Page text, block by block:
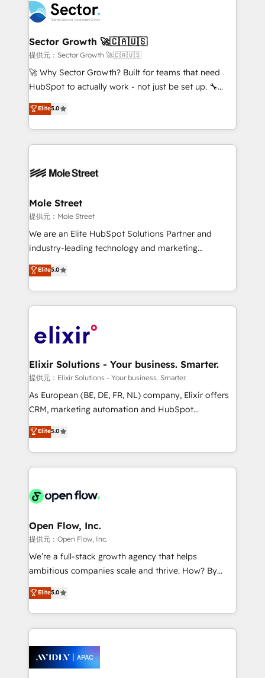
empresas em 13 países utilizam a Nexforce. Somos
a maior parceira da HubSpot na América Latina e
líder no ranking global de sucesso do cliente da
HubSpot.
businesses. Our teams are based in North America
and APAC. We are HubSpot's top-ranked Advanced
Implementation Certified Partner and we contribute
to their advisory council. We strive to do 'good work
with good people' and have worked with incredible
brands. You can see some of them on our website,
Sector Growth 🚀🇨🇦🇺🇸
提供元：Sector Growth 🚀🇨🇦🇺🇸
🚀 Why Sector Growth? Built for teams that need
HubSpot to actually work - not just be set up. 🔧
HubSpot Experts: Onboarding, migrations,
automation, and training built for adoption. ⚡ Highly
Technical Execution: ERP, EMR and Custom
Integrations; complex builds delivered in weeks, not
workflows; automation agents; process optimization
Healthcare: HIPAA implementations; secure data
workflows 💼 Financial Services: compliant
workflows; audit-ready reporting ⚖️ Legal: client
intake; pipeline and document workflows 🛒 E-
revenue automation 🏢 Real Estate: deal pipelines;
portfolio and lifecycle management 🏭
HIPAA-aware; CASL-compliant; GDPR-ready
implementations where required 💡 Why 500+
built to scale.
Elite5.0
Mole Street
提供元：Mole Street
We are an Elite HubSpot Solutions Partner and
industry-leading technology and marketing
consultancy. Our focus is on enterprise and mid-
market B2B companies globally that want a strategic
approach to execute their goals through creative
applications of our solutions; Technical HubSpot
Design, Migrations + Integrations. Mole Street’s
greatness, which is achieved through creating
absolute clarity, derived from a well-defined
strategy, executed well, and reported on with clear
results. The culture is driven by core values; Joy, Grit,
Mindedness, and Clarity. We are driven to win for the
collective good of the company and its clientele, and
things are happening.
Elite5.0
Elixir Solutions - Your business. Smarter.
提供元：Elixir Solutions - Your business. Smarter.
As European (BE, DE, FR, NL) company, Elixir offers
CRM, marketing automation and HubSpot
integration products and services to mid-market
and enterprise customers. We ensure that your sales,
service and marketing department operates in the
most effective way, while at the same time
integrated buyers journey. Elixir is located in
and Amsterdam. Elixir is a first mover and leader
when it comes to HubSpot sales and service
implementations, highly renowned for our business
acumen, process (re-)design experience and a
integrate HubSpot with complex solutions like SAP,
MicroSoft, custom solutions,... Our company also has
Retail execution, CPQ, customer portals and
HubSpot CMS developments. And we're champions
Elite5.0
Open Flow, Inc.
提供元：Open Flow, Inc.
We’re a full-stack growth agency that helps
ambitious companies scale and thrive. How? By
upgrading and streamlining every single revenue-
generating aspect of your business. We’re proud
HubSpot Elite Solutions Partners and devout CRM
nerds who can harness HubSpot’s custom digital
experience. Working hand-in-hand with your team,
we’ll assemble a RevOps machine that drives more
Elite5.0